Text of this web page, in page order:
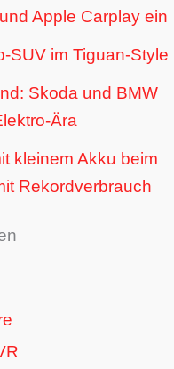
Apple Carplay ein
SUV im Tiguan-Style
Skoda und BMW
Ära
kleinem Akku beim
Rekordverbrauch